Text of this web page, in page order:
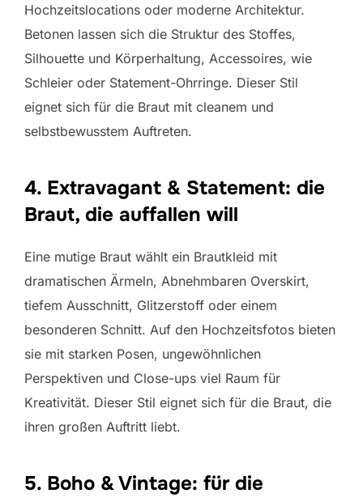
Hochzeitslocations oder moderne Architektur.
Betonen lassen sich die Struktur des Stoffes,
Silhouette und Körperhaltung, Accessoires, wie
Schleier oder Statement-Ohrringe. Dieser Stil
eignet sich für die Braut mit cleanem und
selbstbewusstem Auftreten.
4. Extravagant & Statement: die
Braut, die auffallen will
Eine mutige Braut wählt ein Brautkleid mit
dramatischen Ärmeln, Abnehmbaren Overskirt,
tiefem Ausschnitt, Glitzerstoff oder einem
besonderen Schnitt. Auf den Hochzeitsfotos bieten
sie mit starken Posen, ungewöhnlichen
Perspektiven und Close-ups viel Raum für
Kreativität. Dieser Stil eignet sich für die Braut, die
ihren großen Auftritt liebt.
5. Boho & Vintage: für die